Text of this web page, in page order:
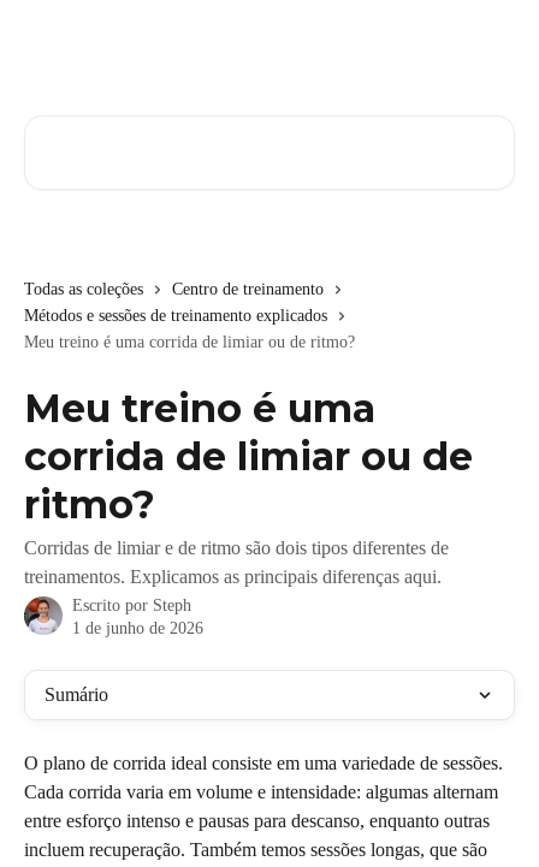
Todas as coleções
Centro de treinamento
Métodos e sessões de treinamento explicados
Meu treino é uma corrida de limiar ou de ritmo?
Meu treino é uma
corrida de limiar ou de
ritmo?
Corridas de limiar e de ritmo são dois tipos diferentes de
treinamentos. Explicamos as principais diferenças aqui.
Escrito por Steph
1 de junho de 2026
Sumário
O plano de corrida ideal consiste em uma variedade de sessões.
Cada corrida varia em volume e intensidade: algumas alternam
entre esforço intenso e pausas para descanso, enquanto outras
incluem recuperação. Também temos sessões longas, que são